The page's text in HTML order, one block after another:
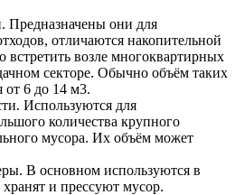
Предназначены они для
отличаются накопительной
возле многоквартирных
секторе. Обычно объём таких
от 6 до 14 м3.
Используются для
количества крупного
мусора. Их объём может
В основном используются в
и прессуют мусор.